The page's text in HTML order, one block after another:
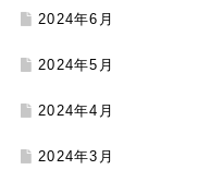
2024年6月
2024年5月
2024年4月
2024年3月